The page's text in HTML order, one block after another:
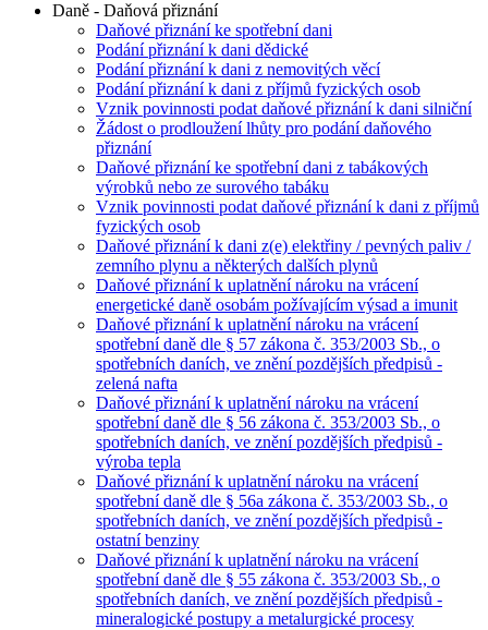
Daně - Daňová přiznání
Daňové přiznání ke spotřební dani
Podání přiznání k dani dědické
Podání přiznání k dani z nemovitých věcí
Podání přiznání k dani z příjmů fyzických osob
Vznik povinnosti podat daňové přiznání k dani silniční
Žádost o prodloužení lhůty pro podání daňového
přiznání
Daňové přiznání ke spotřební dani z tabákových
výrobků nebo ze surového tabáku
Vznik povinnosti podat daňové přiznání k dani z příjmů
fyzických osob
Daňové přiznání k dani z(e) elektřiny / pevných paliv /
zemního plynu a některých dalších plynů
Daňové přiznání k uplatnění nároku na vrácení
energetické daně osobám požívajícím výsad a imunit
Daňové přiznání k uplatnění nároku na vrácení
spotřební daně dle § 57 zákona č. 353/2003 Sb., o
spotřebních daních, ve znění pozdějších předpisů -
zelená nafta
Daňové přiznání k uplatnění nároku na vrácení
spotřební daně dle § 56 zákona č. 353/2003 Sb., o
spotřebních daních, ve znění pozdějších předpisů -
výroba tepla
Daňové přiznání k uplatnění nároku na vrácení
spotřební daně dle § 56a zákona č. 353/2003 Sb., o
spotřebních daních, ve znění pozdějších předpisů -
ostatní benziny
Daňové přiznání k uplatnění nároku na vrácení
spotřební daně dle § 55 zákona č. 353/2003 Sb., o
spotřebních daních, ve znění pozdějších předpisů -
mineralogické postupy a metalurgické procesy